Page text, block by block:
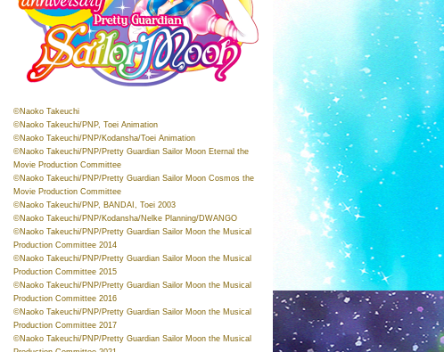
©Naoko Takeuchi
©Naoko Takeuchi/PNP, Toei Animation
©Naoko Takeuchi/PNP/Kodansha/Toei Animation
©Naoko Takeuchi/PNP/Pretty Guardian Sailor Moon Eternal the
Movie Production Committee
©Naoko Takeuchi/PNP/Pretty Guardian Sailor Moon Cosmos the
Movie Production Committee
©Naoko Takeuchi/PNP, BANDAI, Toei 2003
©Naoko Takeuchi/PNP/Kodansha/Nelke Planning/DWANGO
©Naoko Takeuchi/PNP/Pretty Guardian Sailor Moon the Musical
Production Committee 2014
©Naoko Takeuchi/PNP/Pretty Guardian Sailor Moon the Musical
Production Committee 2015
©Naoko Takeuchi/PNP/Pretty Guardian Sailor Moon the Musical
Production Committee 2016
©Naoko Takeuchi/PNP/Pretty Guardian Sailor Moon the Musical
Production Committee 2017
©Naoko Takeuchi/PNP/Pretty Guardian Sailor Moon the Musical